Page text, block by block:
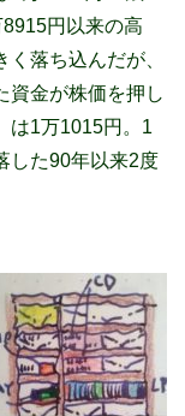
円以来の高
落ち込んだが、
資金が株価を押し
は1万1015円。1
した90年以来2度